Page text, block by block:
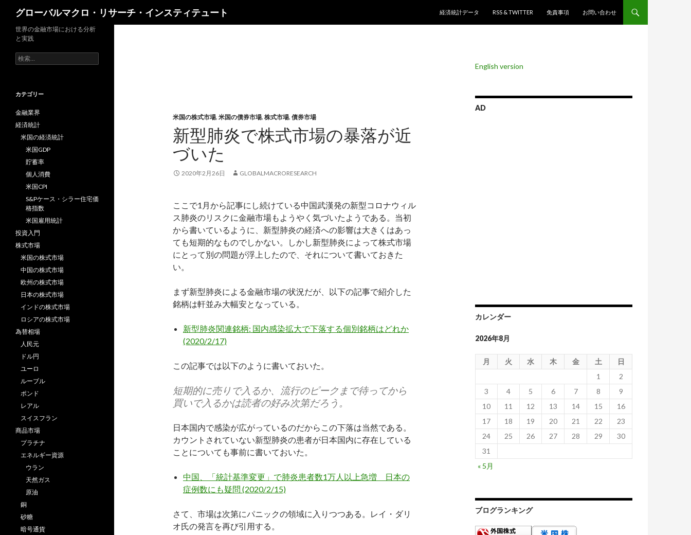
グローバルマクロ・リサーチ・インスティテュート
経済統計データ
RSS & TWITTER 免責事項 お問い合わせ
米国の株式市場, 米国の債券市場, 株式市場, 債券市場
新型肺炎で株式市場の暴落が近
づいた
2020年2月26日 GLOBALMACRORESEARCH
ここで1月から記事にし続けている中国武漢発の新型コロナウィル
ス肺炎のリスクに金融市場もようやく気づいたようである。当初
から書いているように、新型肺炎の経済への影響は大きくはあっ
ても短期的なものでしかない。しかし新型肺炎によって株式市場
にとって別の問題が浮上したので、それについて書いておきた
い。
まず新型肺炎による金融市場の状況だが、以下の記事で紹介した
銘柄は軒並み大幅安となっている。
新型肺炎関連銘柄: 国内感染拡大で下落する個別銘柄はどれか
(2020/2/17)
この記事では以下のように書いておいた。
短期的に売りで入るか、流行のピークまで待ってから
買いで入るかは読者の好み次第だろう。
日本国内で感染が広がっているのだからこの下落は当然である。
カウントされていない新型肺炎の患者が日本国内に存在している
ことについても事前に書いておいた。
中国、「統計基準変更」で肺炎患者数1万人以上急増 日本の
症例数にも疑問 (2020/2/15)
さて、市場は次第にパニックの領域に入りつつある。レイ・ダリ
オ氏の発言を再び引用する。
English version
AD
カレンダー
2026年8月
月 火 水 木 金 土
日
1
2
3
4 5 6 7 8
9
10
11 12 13 14 15
16
17
18 19 20 21 22
23
24
25 26 27 28 29
30
31
« 5月
ブログランキング
世界の金融市場における分析
と実践
検
索:
カテゴリー
金融業界
経済統計
米国の経済統計
米国GDP
貯蓄率
個人消費
米国CPI
S&Pケース・シラー住宅価
格指数
米国雇用統計
投資入門
株式市場
米国の株式市場
中国の株式市場
欧州の株式市場
日本の株式市場
インドの株式市場
ロシアの株式市場
為替相場
人民元
ドル円
ユーロ
ルーブル
ポンド
レアル
スイスフラン
商品市場
プラチナ
エネルギー資源
ウラン
天然ガス
原油
銅
砂糖
暗号通貨